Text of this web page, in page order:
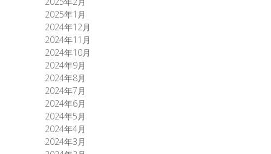
2025年1月
2024年12月
2024年11月
2024年10月
2024年9月
2024年8月
2024年7月
2024年6月
2024年5月
2024年4月
2024年3月